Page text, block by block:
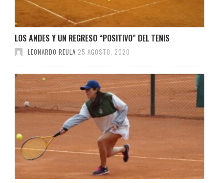
LOS ANDES Y UN REGRESO “POSITIVO” DEL TENIS
LEONARDO REULA 25 AGOSTO, 2020